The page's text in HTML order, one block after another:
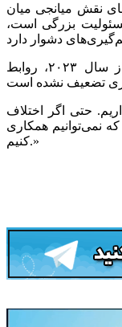
نقش میانجی میان
بزرگی است،
او افزود که با وجود درگیری‌های نظامی از سال ۲۰۲۳، روابط
حتی اگر اختلاف
نمی‌توانیم همکاری
کنیم.»